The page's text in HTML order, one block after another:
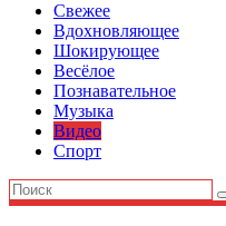
Свежее
Вдохновляющее
Шокирующее
Весёлое
Познавательное
Музыка
Видео
Спорт